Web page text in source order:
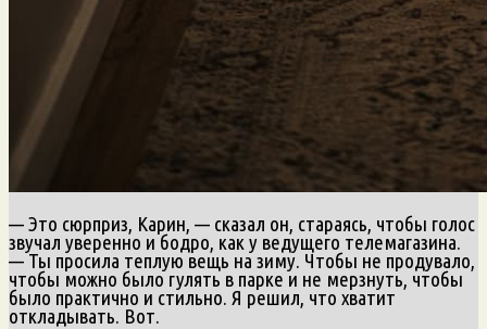
— Это сюрприз, Карин, — сказал он, стараясь, чтобы голос
звучал уверенно и бодро, как у ведущего телемагазина.
— Ты просила теплую вещь на зиму. Чтобы не продувало,
чтобы можно было гулять в парке и не мерзнуть, чтобы
было практично и стильно. Я решил, что хватит
откладывать. Вот.